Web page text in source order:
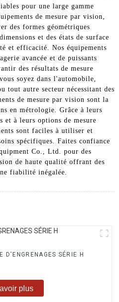
pour une large gamme
de mesure par vision,
des formes géométriques
et des états de surface
et efficacité. Nos équipements
avancée et de puissants
des résultats de mesure
soyez dans l'automobile,
tout autre secteur nécessitant des
de mesure par vision sont la
en métrologie. Grâce à leurs
à leurs options de mesure
sont faciles à utiliser et
spécifiques. Faites confiance
Co., Ltd. pour des
de haute qualité offrant des
fiabilité inégalée.
D'ENGRENAGES SÉRIE H
plus